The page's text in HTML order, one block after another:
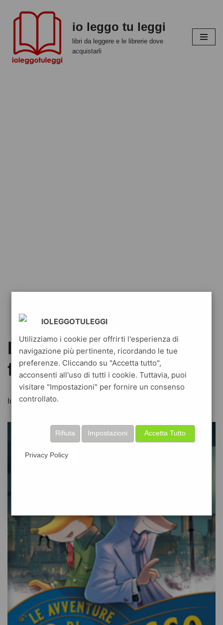
contenuto
io leggo tu leggi
libri da leggere e le librerie dove
acquistarli
Infanzia: narrativa a
fumetti
Infanzia: narrativa a fumetti
IOLEGGOTULEGGI
Utilizziamo i cookie per offrirti l'esperienza di
navigazione più pertinente, ricordando le tue
preferenze. Cliccando su "Accetta tutto",
acconsenti all'uso di tutti i cookie. Tuttavia, puoi
visitare "Impostazioni" per fornire un consenso
controllato.
Accetta Tutto
Impostazioni
Rifiuta
Privacy Policy